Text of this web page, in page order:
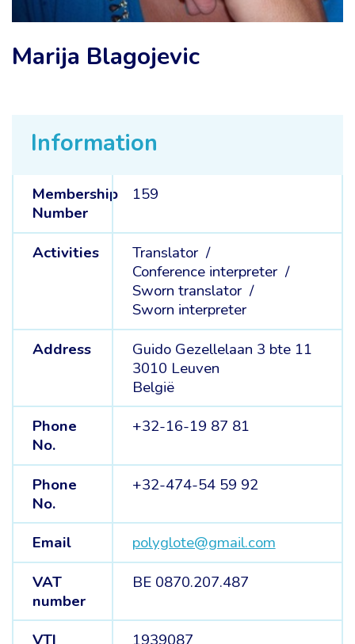
Information
Membership
Number
159
Activities
Translator /
Conference interpreter /
Sworn translator /
Sworn interpreter
Address
Guido Gezellelaan 3 bte 11
3010 Leuven
België
Phone
No.
+32-16-19 87 81
Phone
No.
+32-474-54 59 92
Email
polyglote@gmail.com
VAT
number
BE 0870.207.487
Marija Blagojevic